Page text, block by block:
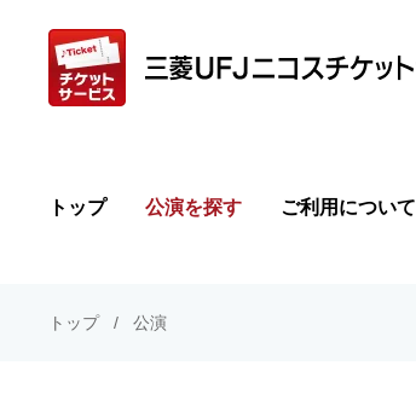
トップ 公演を探す ご利用について
トップ 公演